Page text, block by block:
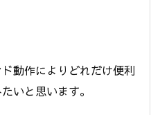
動作によりどれだけ便利
いと思います。